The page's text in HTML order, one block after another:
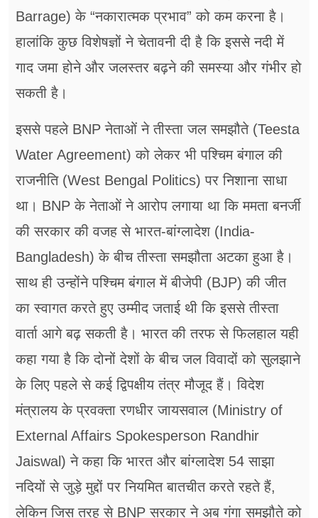
Barrage) के “नकारात्मक प्रभाव” को कम करना है।
हालांकि कुछ विशेषज्ञों ने चेतावनी दी है कि इससे नदी में
गाद जमा होने और जलस्तर बढ़ने की समस्या और गंभीर हो
सकती है।
इससे पहले BNP नेताओं ने तीस्ता जल समझौते (Teesta
Water Agreement) को लेकर भी पश्चिम बंगाल की
राजनीति (West Bengal Politics) पर निशाना साधा
था। BNP के नेताओं ने आरोप लगाया था कि ममता बनर्जी
की सरकार की वजह से भारत-बांग्लादेश (India-
Bangladesh) के बीच तीस्ता समझौता अटका हुआ है।
साथ ही उन्होंने पश्चिम बंगाल में बीजेपी (BJP) की जीत
का स्वागत करते हुए उम्मीद जताई थी कि इससे तीस्ता
वार्ता आगे बढ़ सकती है। भारत की तरफ से फिलहाल यही
कहा गया है कि दोनों देशों के बीच जल विवादों को सुलझाने
के लिए पहले से कई द्विपक्षीय तंत्र मौजूद हैं। विदेश
मंत्रालय के प्रवक्ता रणधीर जायसवाल (Ministry of
External Affairs Spokesperson Randhir
Jaiswal) ने कहा कि भारत और बांग्लादेश 54 साझा
नदियों से जुड़े मुद्दों पर नियमित बातचीत करते रहते हैं,
लेकिन जिस तरह से BNP सरकार ने अब गंगा समझौते को